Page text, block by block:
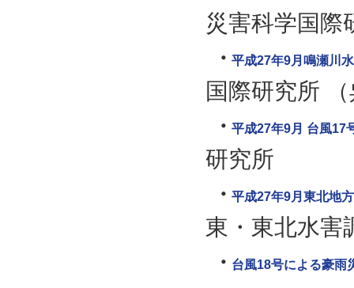
災害科学国際
平成27年9月鳴瀬川
国際研究所
平成27年9月 台風17
研究所
平成27年9月東北地
東・東北水害
台風18号による豪雨